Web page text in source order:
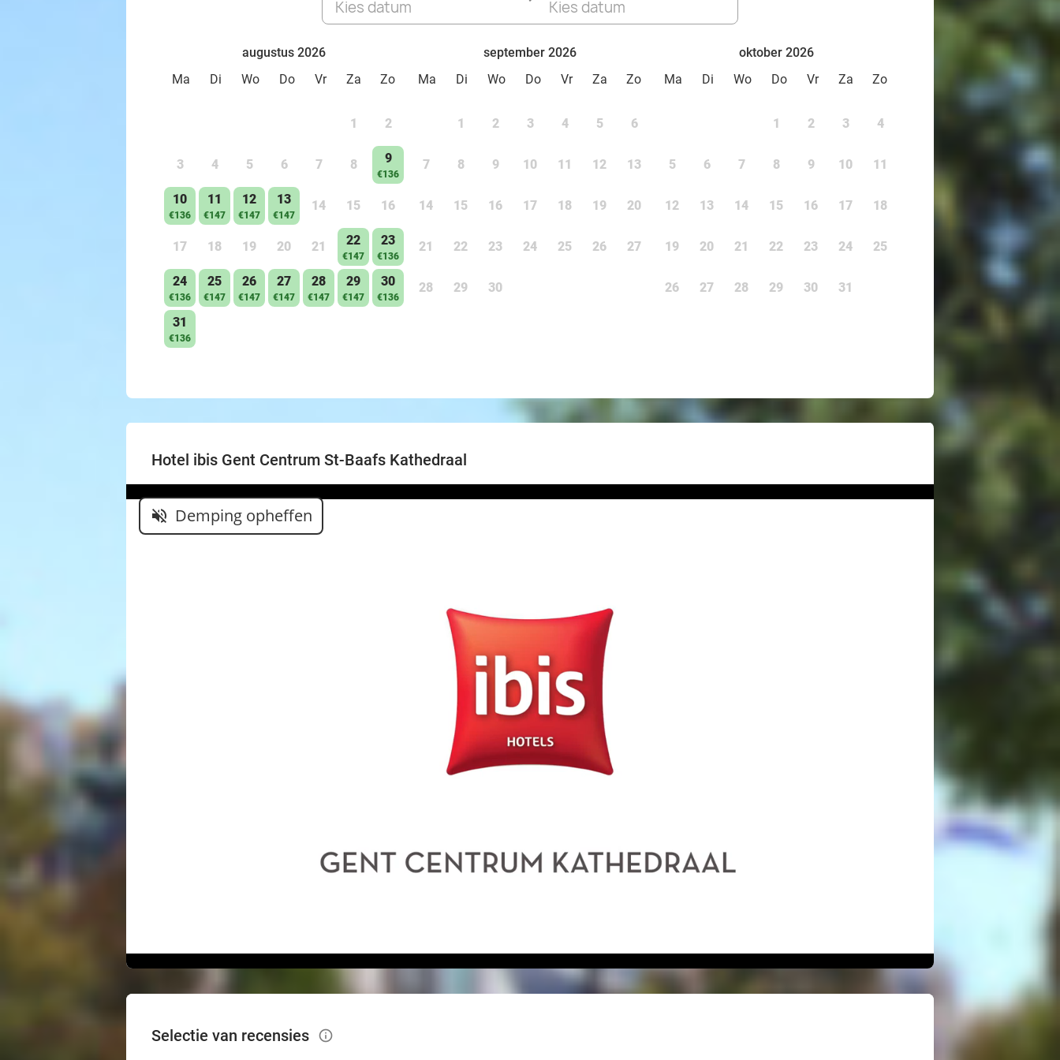
Kies datum Kies datum
augustus 2026
Ma
Di Wo Do Vr Za Zo
1 2
3 4 5 6 7 8 9
€136
10
€136
11
€147
12
€147
13
€147
14 15 16
17 18 19 20 21 22
€147
23
€136
24
€136
25
€147
26
€147
27
€147
28
€147
29
€147
30
€136
31
€136
september 2026
Ma
Di Wo Do Vr Za Zo
1 2 3 4 5 6
7 8 9 10 11 12 13
14 15 16 17 18 19 20
21 22 23 24 25 26 27
28 29 30
oktober 2026
Ma
Di Wo Do Vr Za Zo
1 2 3 4
5 6 7 8 9 10 11
12 13 14 15 16 17 18
19 20 21 22 23 24 25
26 27 28 29 30 31
Hotel ibis Gent Centrum St-Baafs Kathedraal
volume_off Demping opheffen
Selectie van recensies info_outlined